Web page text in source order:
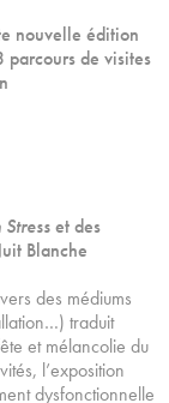
nouvelle édition
parcours de visites
et des
Blanche
des médiums
traduit
et mélancolie du
l’exposition
dysfonctionnelle